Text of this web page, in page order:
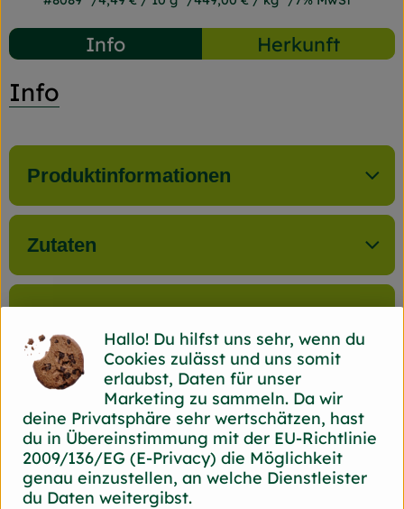
Info Herkunft
Info
Produktinformationen
Zutaten
Produktdatenblatt
Herkunft
Brasilien
Heuschrecke
Hallo! Du hilfst uns sehr, wenn du
Cookies zulässt und uns somit
erlaubst, Daten für unser
Marketing zu sammeln. Da wir
deine Privatsphäre sehr wertschätzen, hast
du in Übereinstimmung mit der EU-Richtlinie
2009/136/EG (E-Privacy) die Möglichkeit
genau einzustellen, an welche Dienstleister
du Daten weitergibst.